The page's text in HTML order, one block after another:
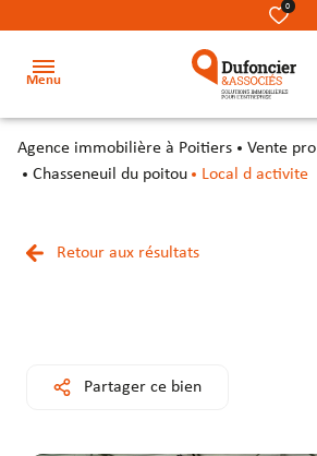
0
Menu
Accueil
Louer
métiers
agence immobilière à Poitiers
Vente pro
Chasseneuil du poitou
Local d activite
Retour aux résultats
Partager ce bien